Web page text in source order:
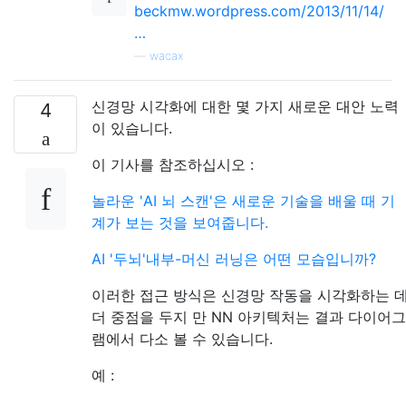
beckmw.wordpress.com/2013/11/14/
…
wacax
4
신경망 시각화에 대한 몇 가지 새로운 대안 노력
이 있습니다.
이 기사를 참조하십시오 :
놀라운 'AI 뇌 스캔'은 새로운 기술을 배울 때 기
계가 보는 것을 보여줍니다.
AI '두뇌'내부-머신 러닝은 어떤 모습입니까?
이러한 접근 방식은 신경망 작동을 시각화하는
더 중점을 두지 만 NN 아키텍처는 결과 다이어그
램에서 다소 볼 수 있습니다.
예 :